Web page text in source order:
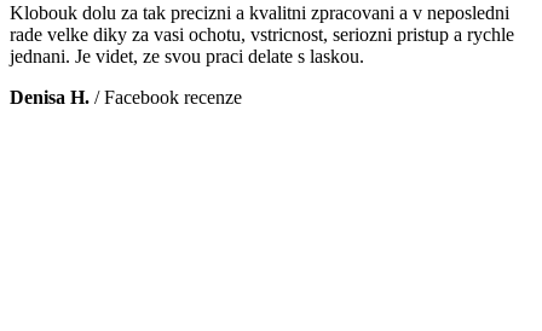
Klobouk dolu za tak precizni a kvalitni zpracovani a v neposledni
rade velke diky za vasi ochotu, vstricnost, seriozni pristup a rychle
jednani. Je videt, ze svou praci delate s laskou.
Denisa H. /Facebook recenze